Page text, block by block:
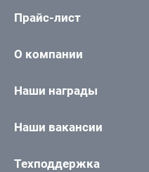
Прайс-лист
О компании
Наши награды
Наши вакансии
Техподдержка